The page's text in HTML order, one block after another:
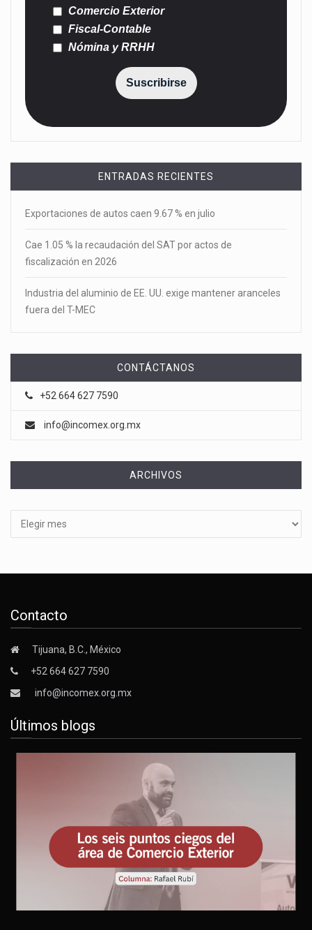
Comercio Exterior
Fiscal-Contable
Nómina y RRHH
Suscribirse
ENTRADAS RECIENTES
Exportaciones de autos caen 9.67 % en julio
Cae 1.05 % la recaudación del SAT por actos de
fiscalización en 2026
Industria del aluminio de EE. UU. exige mantener aranceles
fuera del T-MEC
CONTÁCTANOS
+52 664 627 7590
info@incomex.org.mx
ARCHIVOS
Contacto
Tijuana, B.C., México
+52 664 627 7590
info@incomex.org.mx
Últimos blogs